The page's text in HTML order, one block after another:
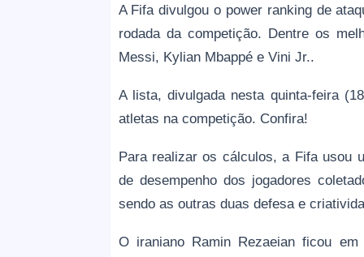
A Fifa divulgou o power ranking de
rodada da competição. Dentre os
Messi, Kylian Mbappé e Vini Jr..
A lista, divulgada nesta quinta-feira
atletas na competição. Confira!
Para realizar os cálculos, a Fifa usou
de desempenho dos jogadores
sendo as outras duas defesa e
O iraniano Ramin Rezaeian ficou